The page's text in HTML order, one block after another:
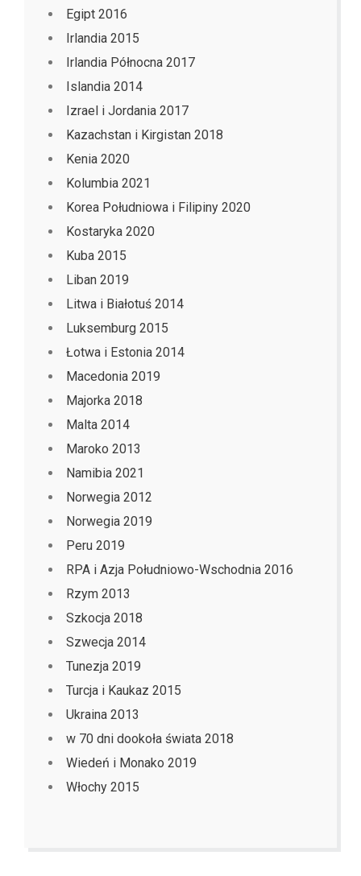
Egipt 2016
Irlandia 2015
Irlandia Północna 2017
Islandia 2014
Izrael i Jordania 2017
Kazachstan i Kirgistan 2018
Kenia 2020
Kolumbia 2021
Korea Południowa i Filipiny 2020
Kostaryka 2020
Kuba 2015
Liban 2019
Litwa i Białotuś 2014
Luksemburg 2015
Łotwa i Estonia 2014
Macedonia 2019
Majorka 2018
Malta 2014
Maroko 2013
Namibia 2021
Norwegia 2012
Norwegia 2019
Peru 2019
RPA i Azja Południowo-Wschodnia 2016
Rzym 2013
Szkocja 2018
Szwecja 2014
Tunezja 2019
Turcja i Kaukaz 2015
Ukraina 2013
w 70 dni dookoła świata 2018
Wiedeń i Monako 2019
Włochy 2015